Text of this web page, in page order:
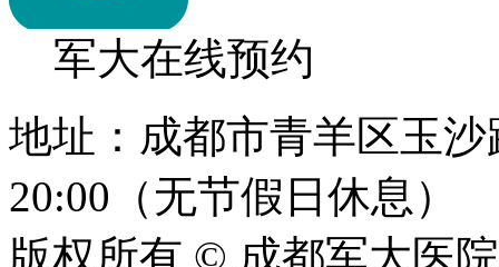
军大在线预约
地址：成都市青羊区玉
20:00（无节假日休息）
版权所有 © 成都军大医